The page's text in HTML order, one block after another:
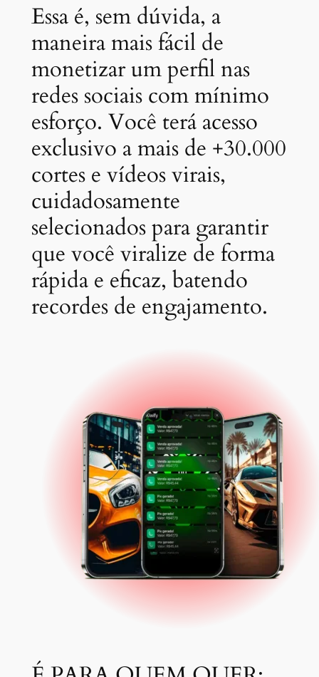
Essa é, sem dúvida, a
maneira mais fácil de
monetizar um perfil nas
redes sociais com mínimo
esforço. Você terá acesso
exclusivo a mais de +30.000
cortes e vídeos virais,
cuidadosamente
selecionados para garantir
que você viralize de forma
rápida e eficaz, batendo
recordes de engajamento.